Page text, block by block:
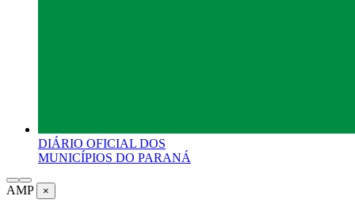
DIÁRIO OFICIAL DOS
MUNICÍPIOS DO PARANÁ
AMP ×